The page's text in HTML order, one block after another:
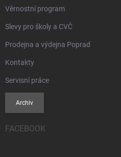
Věrnostní program
Slevy pro školy a CVČ
Prodejna a výdejna Poprad
Kontakty
Servisní práce
Archiv
FACEBOOK